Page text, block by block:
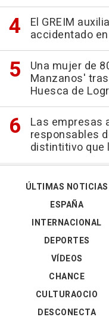
El GREIM
accidentado
Una mujer de
Manzanos'
Huesca de
Las empresas
responsables
distintitivo que
ÚLTIMAS NOTICIAS
ESPAÑA
INTERNACIONAL
DEPORTES
VÍDEOS
CHANCE
CULTURAOCIO
DESCONECTA